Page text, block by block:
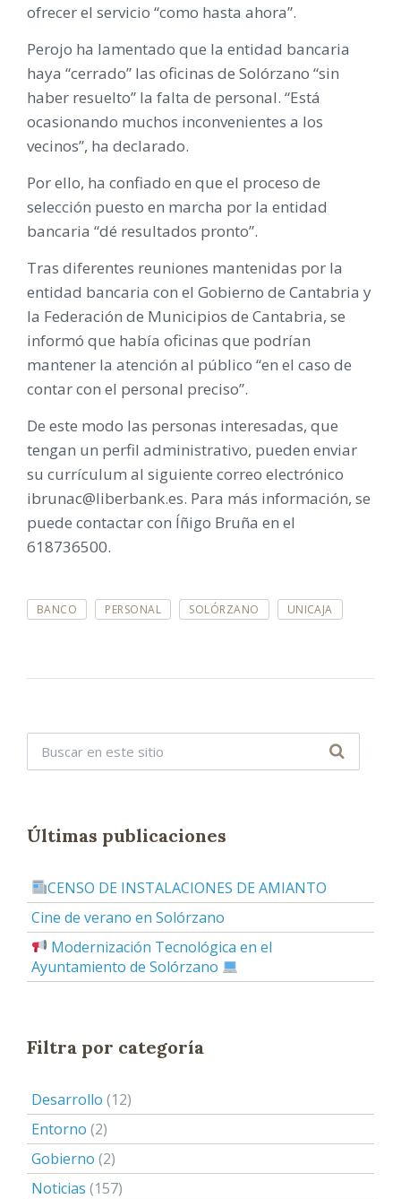
ofrecer el servicio “como hasta ahora”.
Perojo ha lamentado que la entidad bancaria
haya “cerrado” las oficinas de Solórzano “sin
haber resuelto” la falta de personal. “Está
ocasionando muchos inconvenientes a los
vecinos”, ha declarado.
Por ello, ha confiado en que el proceso de
selección puesto en marcha por la entidad
bancaria “dé resultados pronto”.
Tras diferentes reuniones mantenidas por la
entidad bancaria con el Gobierno de Cantabria y
la Federación de Municipios de Cantabria, se
informó que había oficinas que podrían
mantener la atención al público “en el caso de
contar con el personal preciso”.
De este modo las personas interesadas, que
tengan un perfil administrativo, pueden enviar
su currículum al siguiente correo electrónico
ibrunac@liberbank.es. Para más información, se
puede contactar con Íñigo Bruña en el
618736500.
E
T
E
:
BANCO PERSONAL SOLÓRZANO UNICAJA
Últimas publicaciones
CENSO DE INSTALACIONES DE AMIANTO
Cine de verano en Solórzano
Modernización Tecnológica en el
Ayuntamiento de Solórzano
Filtra por categoría
Desarrollo (12)
Entorno (2)
Gobierno (2)
Noticias (157)